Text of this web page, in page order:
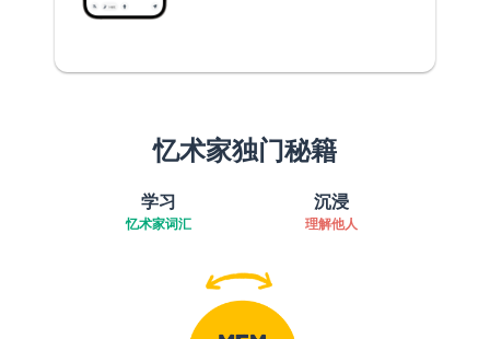
忆术家独门秘籍
学习
忆术家词汇
沉浸
理解他人